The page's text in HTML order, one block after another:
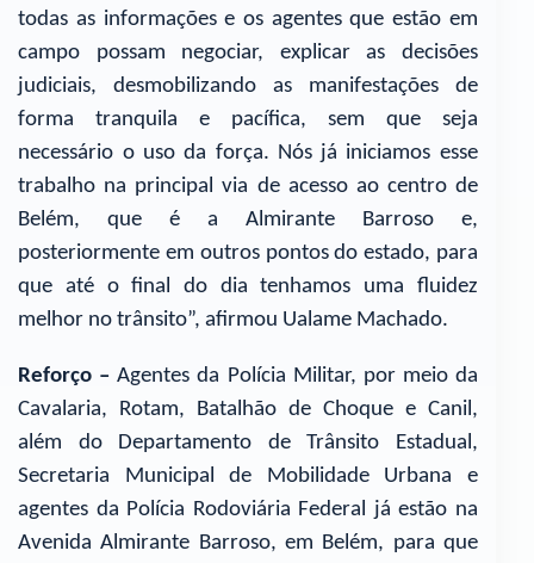
todas as informações e os agentes que estão em
campo possam negociar, explicar as decisões
judiciais, desmobilizando as manifestações de
forma tranquila e pacífica, sem que seja
necessário o uso da força. Nós já iniciamos esse
trabalho na principal via de acesso ao centro de
Belém, que é a Almirante Barroso e,
posteriormente em outros pontos do estado, para
que até o final do dia tenhamos uma fluidez
melhor no trânsito”, afirmou Ualame Machado.
Reforço – Agentes da Polícia Militar, por meio da
Cavalaria, Rotam, Batalhão de Choque e Canil,
além do Departamento de Trânsito Estadual,
Secretaria Municipal de Mobilidade Urbana e
agentes da Polícia Rodoviária Federal já estão na
Avenida Almirante Barroso, em Belém, para que